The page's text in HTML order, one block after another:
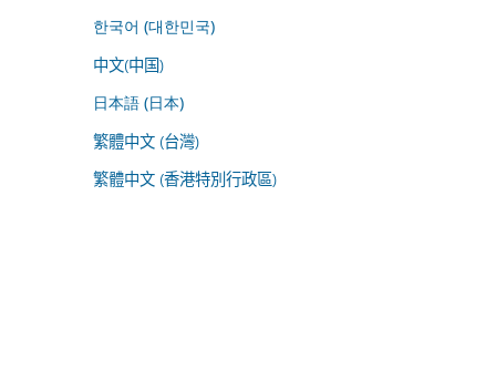
한국어 (대한민국)
中文(中国)
日本語 (日本)
繁體中文 (台灣)
繁體中文 (香港特別行政區)